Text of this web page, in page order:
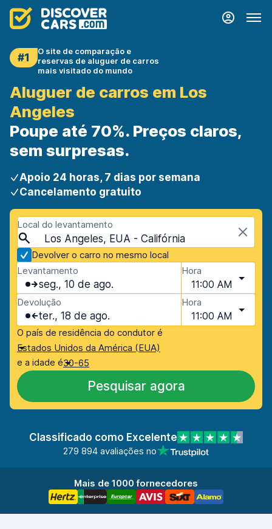
#1
O site de comparação e
reservas de aluguer de carros
mais visitado do mundo
Aluguer de carros em Los
Angeles
Poupe até 70%. Preços claros,
sem surpresas.
Apoio 24 horas, 7 dias por semana
Cancelamento gratuito
Local do levantamento
Los Angeles, EUA - Califórnia
Devolver o carro no mesmo local
Levantamento
seg., 10 de ago.
Hora
11:00 AM
Devolução
ter., 18 de ago.
Hora
11:00 AM
O país de residência do condutor é
Estados Unidos da América (EUA)
e a idade é30-65
Pesquisar agora
Classificado como Excelente
279 894 avaliações no
Mais de 1000 fornecedores